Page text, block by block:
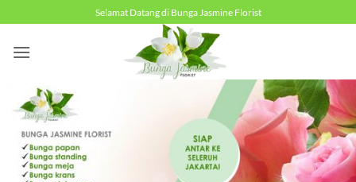
to
content
Selamat Datang di Bunga Jasmine Florist